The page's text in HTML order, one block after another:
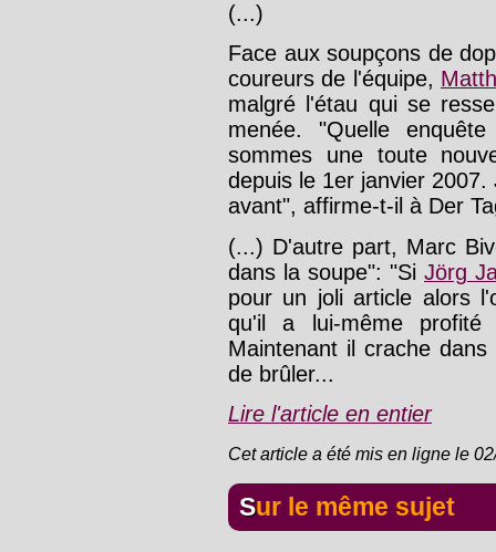
(...)
Face aux soupçons de
coureurs de l'équipe,
malgré l'étau qui se
menée. "Quelle
sommes une toute
depuis le 1er janvier
avant", affirme-t-il à Der
(...) D'autre part, Marc
dans la soupe": "Si Jörg
pour un joli article alors
qu'il a lui-même profité
Maintenant il crache
de brûler...
Lire l'article en entier
Cet article a été mis en ligne le
Sur le même sujet